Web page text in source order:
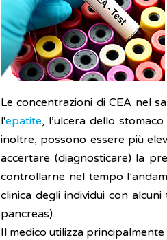
Le concentrazioni di CEA nel
l'epatite, l’ulcera dello
inoltre, possono essere più
accertare (diagnosticare) la
controllarne nel tempo
clinica degli individui con
pancreas).
Il medico utilizza principalmente